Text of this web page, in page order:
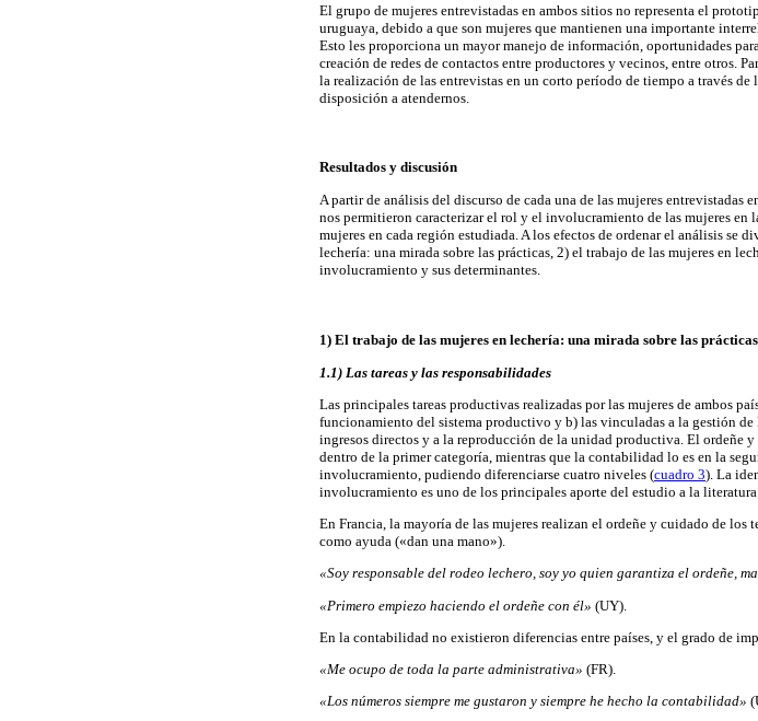
El grupo de mujeres entrevistadas en ambos sitios no representa el
uruguaya, debido a que son mujeres que mantienen una importante
Esto les proporciona un mayor manejo de información, oportunidades
creación de redes de contactos entre productores y vecinos, entre otros.
la realización de las entrevistas en un corto período de tiempo a través
disposición a atendernos.
Resultados y discusión
A partir de análisis del discurso de cada una de las mujeres entrevistadas
nos permitieron caracterizar el rol y el involucramiento de las mujeres
mujeres en cada región estudiada. A los efectos de ordenar el análisis se
lechería: una mirada sobre las prácticas, 2) el trabajo de las mujeres en
involucramiento y sus determinantes.
1) El trabajo de las mujeres en lechería: una mirada sobre las prácticas
1.1) Las tareas y las responsabilidades
Las principales tareas productivas realizadas por las mujeres de ambos
funcionamiento del sistema productivo y b) las vinculadas a la gestión
ingresos directos y a la reproducción de la unidad productiva. El ordeñe
dentro de la primer categoría, mientras que la contabilidad lo es en la
involucramiento, pudiendo diferenciarse cuatro niveles (cuadro 3). La
involucramiento es uno de los principales aporte del estudio a la literatura.
En Francia, la mayoría de las mujeres realizan el ordeñe y cuidado de los
como ayuda («dan una mano»).
«Soy responsable del rodeo lechero, soy yo quien garantiza el ordeñe,
«Primero empiezo haciendo el ordeñe con él» (UY).
En la contabilidad no existieron diferencias entre países, y el grado de
«Me ocupo de toda la parte administrativa» (FR).
«Los números siempre me gustaron y siempre he hecho la contabilidad»